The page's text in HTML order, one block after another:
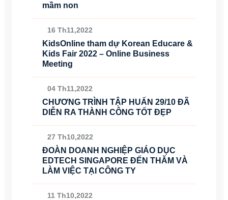
mầm non
16 Th11,2022
KidsOnline tham dự Korean Educare &
Kids Fair 2022 – Online Business
Meeting
04 Th11,2022
CHƯƠNG TRÌNH TẬP HUẤN 29/10 ĐÃ
DIỄN RA THÀNH CÔNG TỐT ĐẸP
27 Th10,2022
ĐOÀN DOANH NGHIỆP GIÁO DỤC
EDTECH SINGAPORE ĐẾN THĂM VÀ
LÀM VIỆC TẠI CÔNG TY
11 Th10,2022